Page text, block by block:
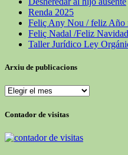
Renda 2025
Feliç Any Nou / feliz Año
Feliç Nadal /Feliz
Taller Jurídico Ley
Arxiu de publicacions
Contador de visitas